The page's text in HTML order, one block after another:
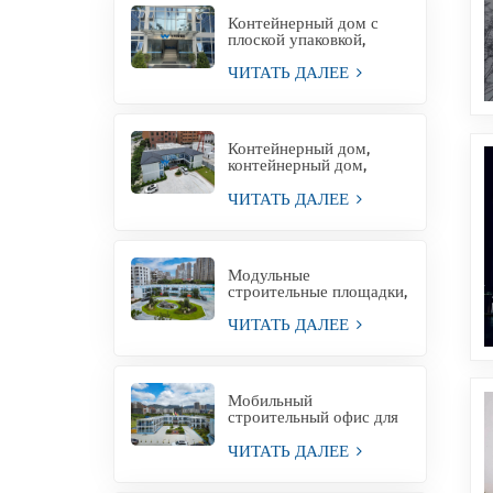
Контейнерный дом с
плоской упаковкой,
жилой контейнерный
офис для проектной
площадки
ЧИТАТЬ ДАЛЕЕ
Контейнерный дом,
контейнерный дом,
конструкция,
Филиппины, на продажу
ЧИТАТЬ ДАЛЕЕ
Модульные
строительные площадки,
офисные здания,
модульные офисные
конструкции
ЧИТАТЬ ДАЛЕЕ
Мобильный
строительный офис для
временного
строительства зданий
временного
ЧИТАТЬ ДАЛЕЕ